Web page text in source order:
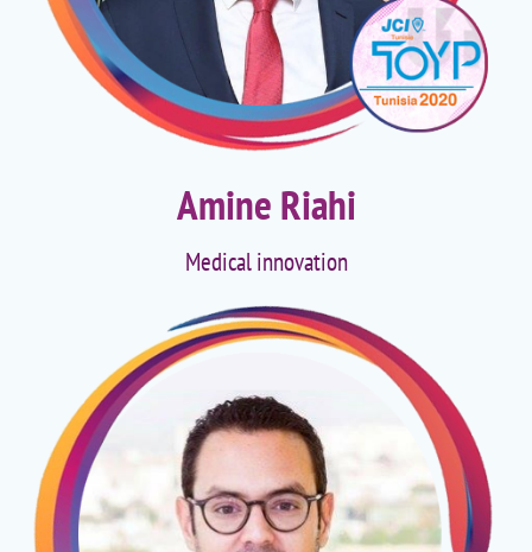
Amine Riahi
Medical innovation